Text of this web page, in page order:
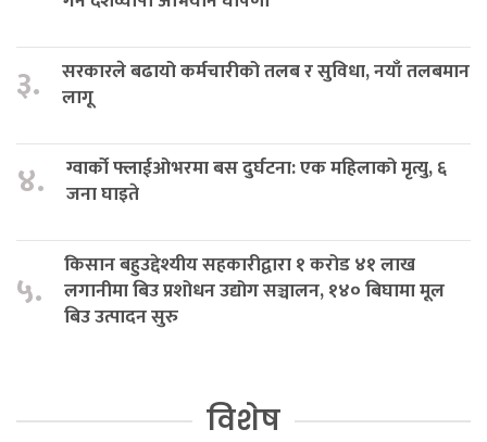
३.
सरकारले बढायो कर्मचारीको तलब र सुविधा, नयाँ तलबमान
लागू
४.
ग्वार्को फ्लाईओभरमा बस दुर्घटना: एक महिलाको मृत्यु, ६
जना घाइते
५.
किसान बहुउद्देश्यीय सहकारीद्वारा १ करोड ४१ लाख
लगानीमा बिउ प्रशोधन उद्योग सञ्चालन, १४० बिघामा मूल
बिउ उत्पादन सुरु
विशेष